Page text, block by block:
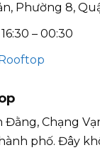
Phường 8,
16:30 – 00:30
Chạng
phố. Đây